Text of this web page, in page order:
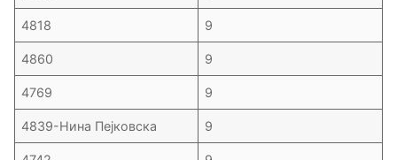
4818 9
4860 9
4769 9
4839-Нина Пејковска 9